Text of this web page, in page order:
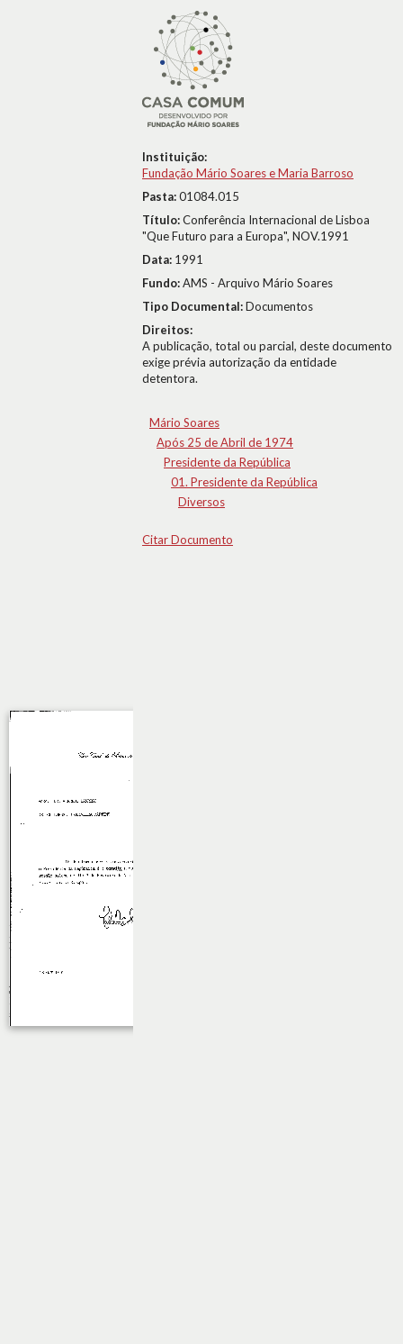
Instituição:
Fundação Mário Soares e Maria Barroso
Pasta:01084.015
Título:Conferência Internacional de Lisboa
"Que Futuro para a Europa", NOV.1991
Data: 1991
Fundo:AMS - Arquivo Mário Soares
Tipo Documental:Documentos
Direitos:
A publicação, total ou parcial, deste documento
exige prévia autorização da entidade
detentora.
Mário Soares
Após 25 de Abril de 1974
Presidente da República
01. Presidente da República
Diversos
Citar Documento